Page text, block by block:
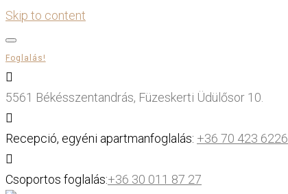
Skip to content
Foglalás!
5561 Békésszentandrás, Füzeskerti Üdülősor 10.
Recepció, egyéni apartmanfoglalás: +36 70 423 6226
Csoportos foglalás:+36 30 011 87 27